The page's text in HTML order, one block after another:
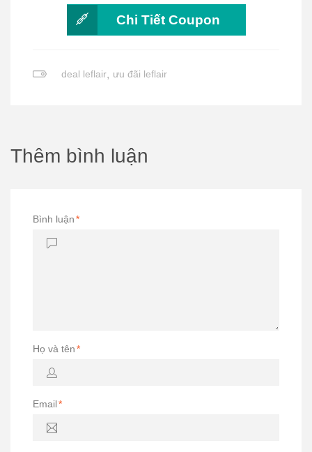
Chi Tiết Coupon
deal leflair, ưu đãi leflair
Thêm bình luận
Bình luận*
Họ và tên*
Email*